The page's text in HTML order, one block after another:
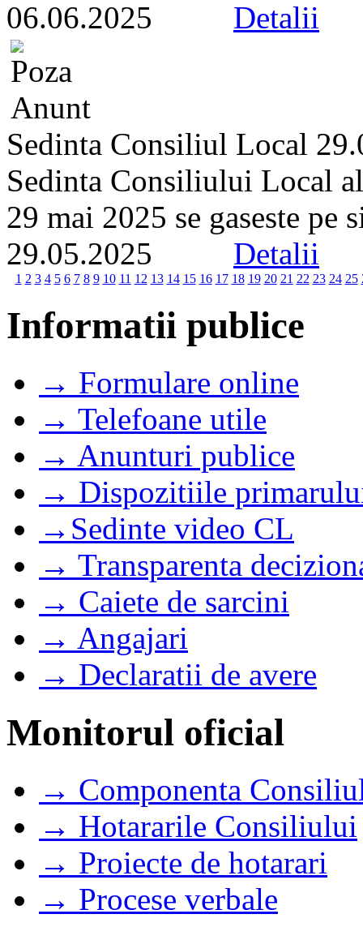
06.06.2025 Detalii
Sedinta Consiliul Local
Sedinta Consiliului Local
29 mai 2025 se gaseste
29.05.2025 Detalii
1 2 3 4 5 6 7 8 9 10 11 12 13 14 15 16 17 18 19 20 21 22 23 24 25
Informatii publice
→ Formulare online
→ Telefoane utile
→ Anunturi publice
→ Dispozitiile
→Sedinte video CL
→ Transparenta
→ Caiete de sarcini
→ Angajari
→ Declaratii de avere
Monitorul oficial
→ Componenta
→ Hotararile Consiliului
→ Proiecte de hotarari
→ Procese verbale